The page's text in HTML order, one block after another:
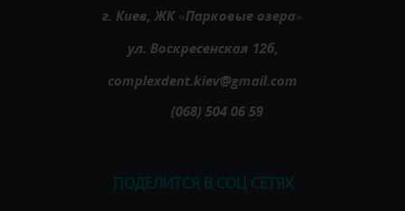
г. Киев, ЖК «Парковые озера»
ул. Воскресенская 12б,
complexdent.kiev@gmail.com
(068) 504 06 59
ПОДЕЛИТСЯ В СОЦ СЕТЯХ